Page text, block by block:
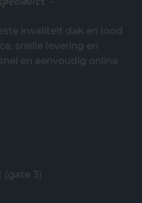
kwaliteit dak en lood
snelle levering en
en eenvoudig online
(gate 3)